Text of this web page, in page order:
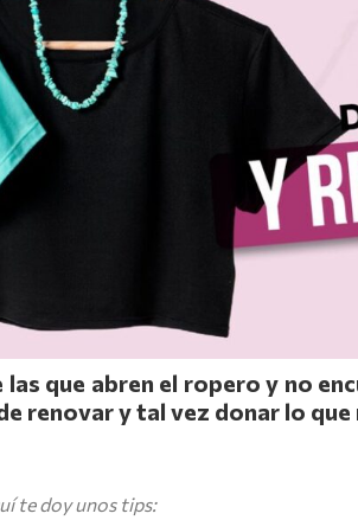
las que abren el ropero y no
renovar y tal vez donar lo
te doy unos tips: